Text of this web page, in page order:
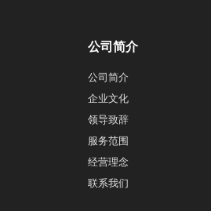
公司简介
公司简介
企业文化
领导致辞
服务范围
经营理念
联系我们